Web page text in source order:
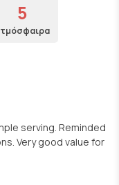
5
serving. Reminded
Very good value for